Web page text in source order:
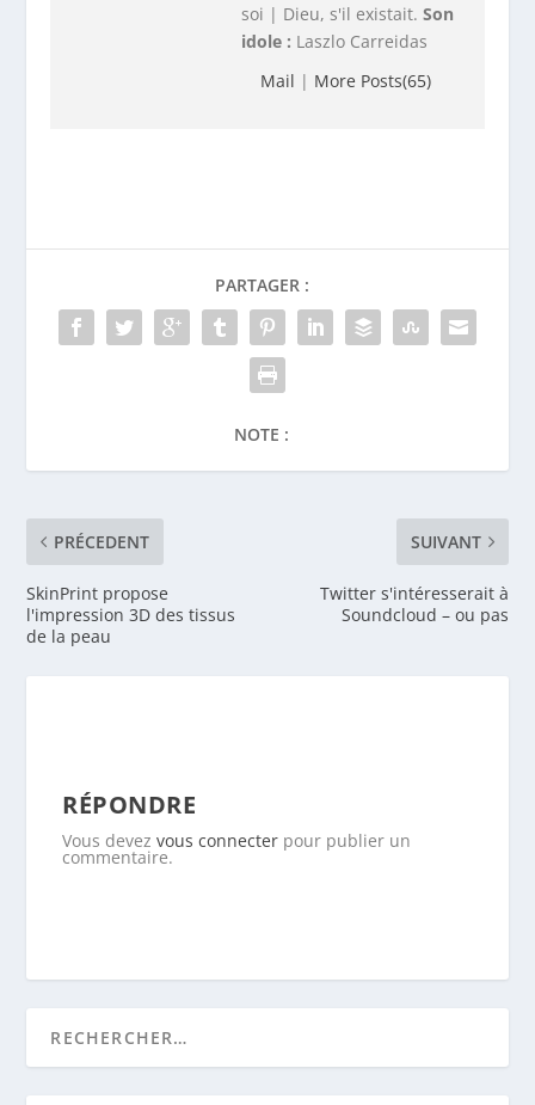
soi | Dieu, s'il existait. Son
idole : Laszlo Carreidas
Mail | More Posts(65)
PARTAGER :
NOTE :
PRÉCEDENT
SkinPrint propose
l'impression 3D des tissus
de la peau
SUIVANT
Twitter s'intéresserait à
Soundcloud – ou pas
RÉPONDRE
Vous devezvous connecter pour publier un
commentaire.